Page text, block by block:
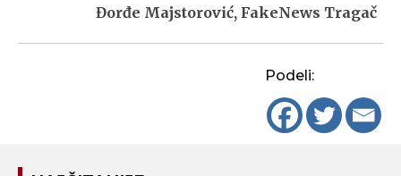
Đorđe Majstorović, FakeNews Tragač
Podeli: